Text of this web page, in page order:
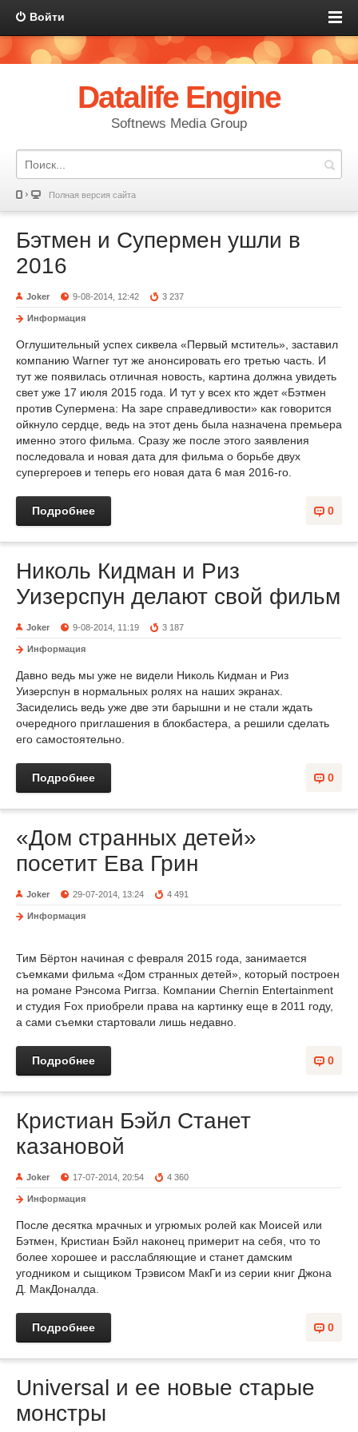
Войти
Datalife Engine
Softnews Media Group
Полная версия сайта
Бэтмен и Супермен ушли в
2016
Joker 9-08-2014, 12:42 3 237
Информация
Оглушительный успех сиквела «Первый мститель», заставил
компанию Warner тут же анонсировать его третью часть. И
тут же появилась отличная новость, картина должна увидеть
свет уже 17 июля 2015 года. И тут у всех кто ждет «Бэтмен
против Супермена: На заре справедливости» как говорится
ойкнуло сердце, ведь на этот день была назначена премьера
именно этого фильма. Сразу же после этого заявления
последовала и новая дата для фильма о борьбе двух
супергероев и теперь его новая дата 6 мая 2016-го.
0
Подробнее
Николь Кидман и Риз
Уизерспун делают свой фильм
Joker 9-08-2014, 11:19 3 187
Информация
Давно ведь мы уже не видели Николь Кидман и Риз
Уизерспун в нормальных ролях на наших экранах.
Засиделись ведь уже две эти барышни и не стали ждать
очередного приглашения в блокбастера, а решили сделать
его самостоятельно.
0
Подробнее
«Дом странных детей»
посетит Ева Грин
Joker 29-07-2014, 13:24 4 491
Информация
Тим Бёртон начиная с февраля 2015 года, занимается
съемками фильма «Дом странных детей», который построен
на романе Рэнсома Риггза. Компании Chernin Entertainment
и студия Fox приобрели права на картинку еще в 2011 году,
а сами съемки стартовали лишь недавно.
0
Подробнее
Кристиан Бэйл Станет
казановой
Joker 17-07-2014, 20:54 4 360
Информация
После десятка мрачных и угрюмых ролей как Моисей или
Бэтмен, Кристиан Бэйл наконец примерит на себя, что то
более хорошее и расслабляющие и станет дамским
угодником и сыщиком Трэвисом МакГи из серии книг Джона
Д. МакДоналда.
0
Подробнее
Universal и ее новые старые
монстры